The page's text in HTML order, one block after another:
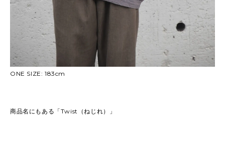
ONE SIZE: 183cm
商品名にもある「Twist（ねじれ）」